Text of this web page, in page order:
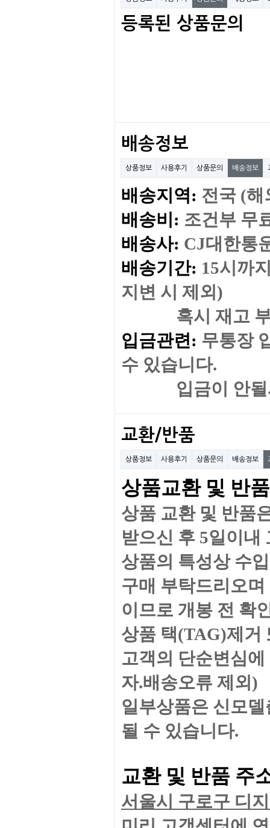
등록된 상품문의
배송정보
상품정보 사용후기 상품문의 배송정보
배송지역: 전국 (
배송비: 조건부 무
배송사: CJ대한통
배송기간: 15시까
지변 시 제외)
혹시 재고 부족
입금관련: 무통장
수 있습니다.
입금이 안될시
교환/반품
상품정보 사용후기 상품문의 배송정보
상품교환 및 반품
상품 교환 및 반품
받으신 후 5일이내
상품의 특성상 수
구매 부탁드리오
이므로 개봉 전 확
상품 택(TAG)제거
고객의 단순변심
자.배송오류 제외)
일부상품은 신모
될 수 있습니다.
교환 및 반품 주
서울시 구로구 디